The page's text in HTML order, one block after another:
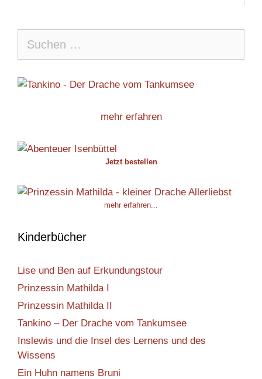
nach:
mehr erfahren
Jetzt bestellen
mehr erfahren...
Kinderbücher
Lise und Ben auf Erkundungstour
Prinzessin Mathilda I
Prinzessin Mathilda II
Tankino – Der Drache vom Tankumsee
Inslewis und die Insel des Lernens und des
Wissens
Ein Huhn namens Bruni